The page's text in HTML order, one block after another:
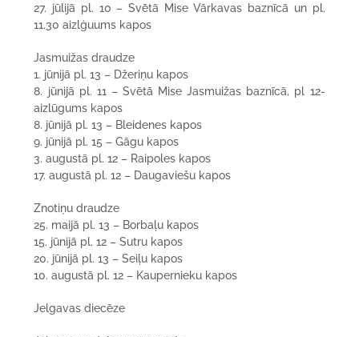
27. jūlijā pl. 10 – Svētā Mise Vārkavas baznīcā un pl.
11.30 aizlģuums kapos
Jasmuižas draudze
1. jūnijā pl. 13 – Džeriņu kapos
8. jūnijā pl. 11 – Svētā Mise Jasmuižas baznīcā, pl 12-
aizlūgums kapos
8. jūnijā pl. 13 – Bleidenes kapos
9. jūnijā pl. 15 – Gāgu kapos
3. augustā pl. 12 – Raipoles kapos
17. augustā pl. 12 – Daugaviešu kapos
Znotiņu draudze
25. maijā pl. 13 – Borbaļu kapos
15. jūnijā pl. 12 – Sutru kapos
20. jūnijā pl. 13 – Seiļu kapos
10. augustā pl. 12 – Kaupernieku kapos
Jelgavas diecēze